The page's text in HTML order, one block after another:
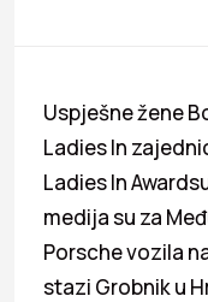
Uspješne žene
Ladies In
Ladies In
medija su za
Porsche vozila
stazi Grobnik u